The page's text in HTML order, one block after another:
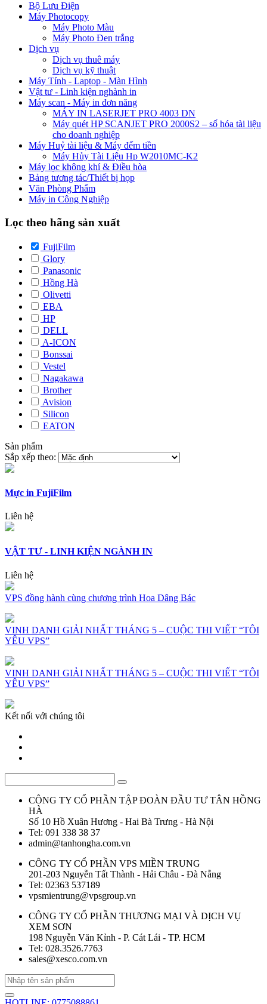
Bộ Lưu Điện
Máy Photocopy
Máy Photo Màu
Máy Photo Đen trắng
Dịch vụ
Dịch vụ thuê máy
Dịch vụ kỹ thuật
Máy Tính - Laptop - Màn Hình
Vật tư - Linh kiện nghành in
Máy scan - Máy in đơn năng
MÁY IN LASERJET PRO 4003 DN
Máy quét HP SCANJET PRO 2000S2 – số hóa tài liệu
cho doanh nghiệp
Máy Huỷ tài liệu & Máy đếm tiền
Máy Hủy Tài Liệu Hp W2010MC-K2
Máy lọc không khí & Điều hòa
Bảng tương tác/Thiết bị họp
Văn Phòng Phẩm
Máy in Công Nghiệp
Lọc theo hãng sản xuất
FujiFilm
Glory
Panasonic
Hồng Hà
Olivetti
EBA
HP
DELL
A-ICON
Bonssai
Vestel
Nagakawa
Brother
Avision
Silicon
EATON
Sản phẩm
Sắp xếp theo:
Mực in FujiFilm
Liên hệ
VẬT TƯ - LINH KIỆN NGÀNH IN
Liên hệ
VPS đồng hành cùng chương trình Hoa Dâng Bác
VINH DANH GIẢI NHẤT THÁNG 5 – CUỘC THI VIẾT “TÔI
YÊU VPS”
VINH DANH GIẢI NHẤT THÁNG 5 – CUỘC THI VIẾT “TÔI
YÊU VPS”
Kết nối với chúng tôi
CÔNG TY CỔ PHẦN TẬP ĐOÀN ĐẦU TƯ TÂN HỒNG
HÀ
Số 10 Hồ Xuân Hương - Hai Bà Trưng - Hà Nội
Tel: 091 338 38 37
admin@tanhongha.com.vn
CÔNG TY CỔ PHẦN VPS MIỀN TRUNG
201-203 Nguyễn Tất Thành - Hải Châu - Đà Nẵng
Tel: 02363 537189
vpsmientrung@vpsgroup.vn
CÔNG TY CỔ PHẦN THƯƠNG MẠI VÀ DỊCH VỤ
XEM SƠN
198 Nguyễn Văn Kỉnh - P. Cát Lái - TP. HCM
Tel: 028.3526.7763
sales@xesco.com.vn